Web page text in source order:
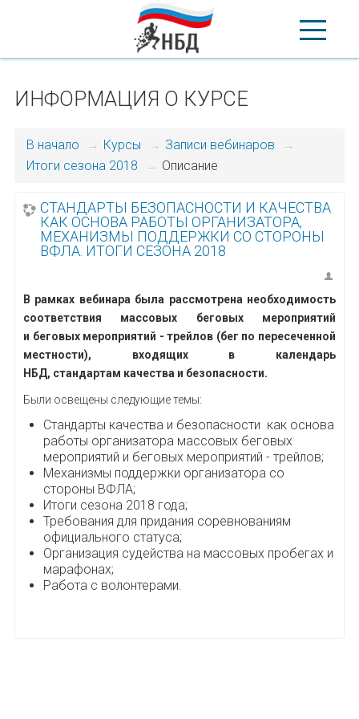
ИНФОРМАЦИЯ О КУРСЕ
В начало → Курсы → Записи вебинаров
→
Итоги сезона 2018
→ Описание
СТАНДАРТЫ БЕЗОПАСНОСТИ И КАЧЕСТВА
КАК ОСНОВА РАБОТЫ ОРГАНИЗАТОРА,
МЕХАНИЗМЫ ПОДДЕРЖКИ СО СТОРОНЫ
ВФЛА. ИТОГИ СЕЗОНА 2018
В рамках вебинара была рассмотрена необходимость
соответствия массовых беговых мероприятий
и беговых мероприятий - трейлов (бег по пересеченной
местности), входящих в календарь
НБД, стандартам качества и безопасности.
Были освещены следующие темы:
Стандарты качества и безопасности как основа
работы организатора массовых беговых
мероприятий и беговых мероприятий - трейлов;
Механизмы поддержки организатора со
стороны ВФЛА;
Итоги сезона 2018 года;
Требования для придания соревнованиям
официального статуса;
Организация судейства на массовых пробегах и
марафонах;
Работа с волонтерами.